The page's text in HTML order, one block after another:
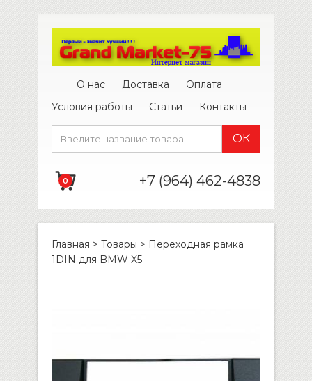
О нас Доставка
Оплата
Условия работы
Статьи Контакты
0 +7 (964) 462-4838
Главная > Товары > Переходная рамка
1DIN для BMW X5